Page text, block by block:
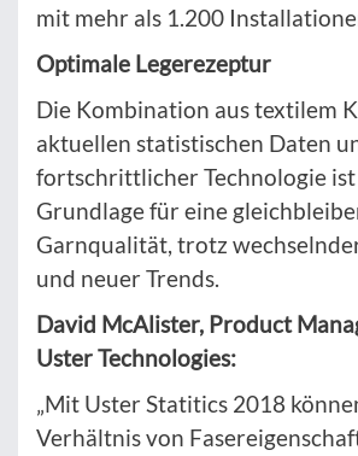
mit mehr als 1.200
Optimale Legerezeptur
Die Kombination aus textilem
aktuellen statistischen Daten
fortschrittlicher Technologie
Grundlage für eine
Garnqualität, trotz
und neuer Trends.
David McAlister, Product
Uster Technologies:
„Mit Uster Statitics 2018
Verhältnis von